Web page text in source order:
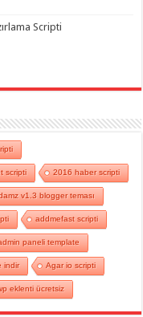
Scripti
scripti 2016 haber scripti
v1.3 blogger teması
addmefast scripti
paneli template
indir Agar io scripti
eklenti ücretsiz